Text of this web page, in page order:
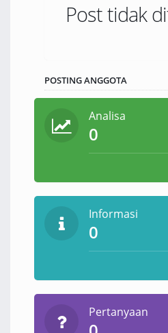
Post tidak
POSTING ANGGOTA
Analisa
0
Informasi
0
Pertanyaan